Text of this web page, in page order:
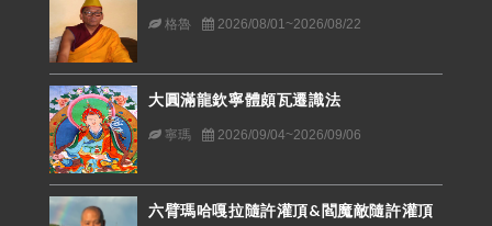
格魯 2026/08/01~2026/08/22
大圓滿龍欽寧體頗瓦遷識法
寧瑪 2026/09/04~2026/09/06
六臂瑪哈嘎拉隨許灌頂&閻魔敵隨許灌頂